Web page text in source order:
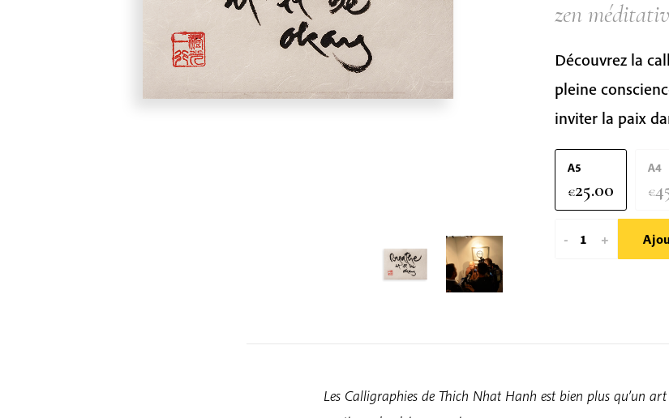
zen
Découvrez la
pleine
inviter la paix
A5
€25.00
A4
€
-
quantité
Calligraphie
+
Les Calligraphies de Thich Nhat Hanh est bien plus qu’un art